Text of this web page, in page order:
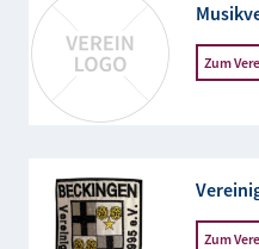
Zum
Zum